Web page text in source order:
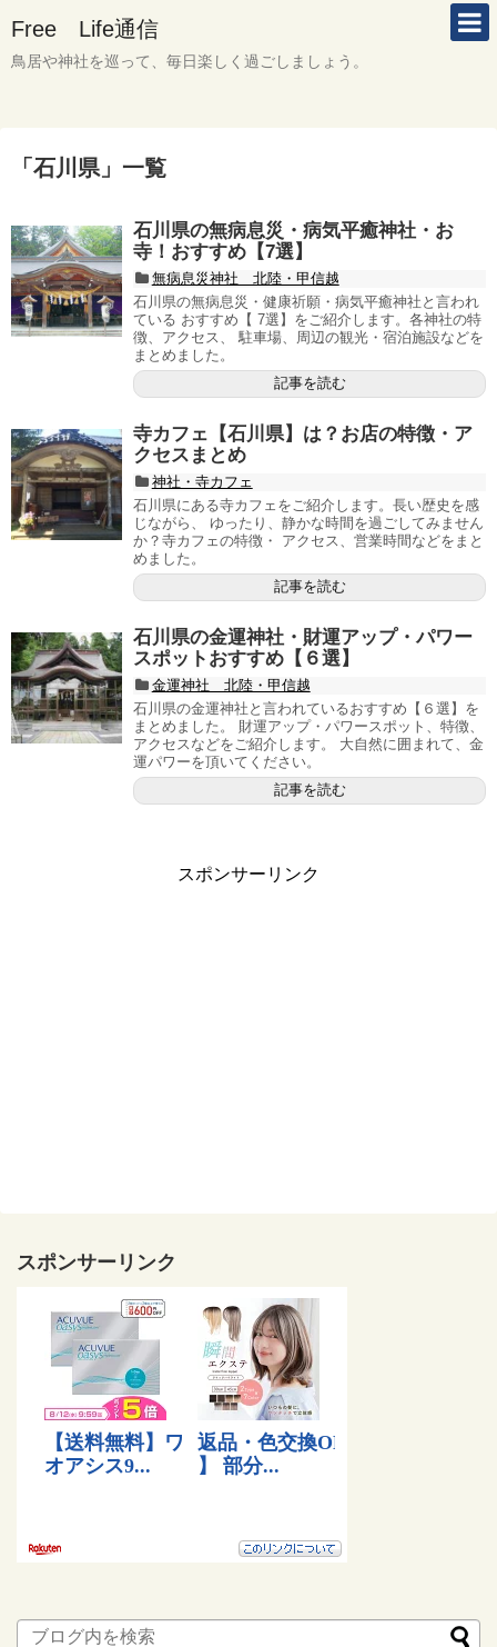
Free Life通信
鳥居や神社を巡って、毎日楽しく過ごしましょう。
「 石川県 」 一覧
石川県の無病息災・病気平癒神社・お
寺！おすすめ【7選】
無病息災神社 北陸・甲信越
石川県の無病息災・健康祈願・病気平癒神社と言われ
ている おすすめ【 7選】をご紹介します。各神社の特
徴、アクセス、 駐車場、周辺の観光・宿泊施設などを
まとめました。
記事を読む
寺カフェ【石川県】は？お店の特徴・ア
クセスまとめ
神社・寺カフェ
石川県にある寺カフェをご紹介します。長い歴史を感
じながら、 ゆったり、静かな時間を過ごしてみません
か？寺カフェの特徴・ アクセス、営業時間などをまと
めました。
記事を読む
石川県の金運神社・財運アップ・パワー
スポットおすすめ【６選】
金運神社 北陸・甲信越
石川県の金運神社と言われているおすすめ【６選】を
まとめました。 財運アップ・パワースポット、特徴、
アクセスなどをご紹介します。 大自然に囲まれて、金
運パワーを頂いてください。
記事を読む
スポンサーリンク
スポンサーリンク